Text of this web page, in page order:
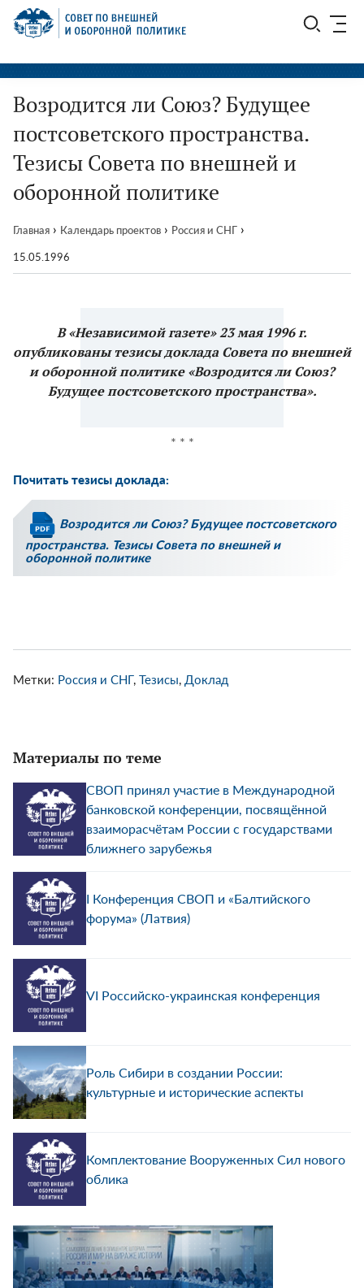
Перейти
СВОП
Возродится ли Союз? Будущее
постсоветского пространства.
Тезисы Совета по внешней и
оборонной политике
Главная › Календарь проектов › Россия и СНГ ›
15.05.1996
В «Независимой газете» 23 мая 1996 г.
опубликованы тезисы доклада Совета по внешней
и оборонной политике «Возродится ли Союз?
Будущее постсоветского пространства».
* * *
Почитать тезисы доклада:
Возродится ли Союз? Будущее постсоветского
пространства. Тезисы Совета по внешней и
оборонной политике
Метки: Россия и СНГ, Тезисы, Доклад
Материалы по теме
СВОП принял участие в Международной
банковской конференции, посвящённой
взаиморасчётам России с государствами
ближнего зарубежья
I Конференция СВОП и «Балтийского
форума» (Латвия)
VI Российско-украинская конференция
Роль Сибири в создании России:
культурные и исторические аспекты
Комплектование Вооруженных Сил нового
облика